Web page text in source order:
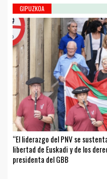
GIPUZKOA
“El liderazgo del PNV se
libertad de Euskadi y de los
presidenta del GBB